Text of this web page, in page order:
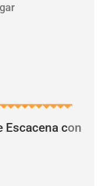
Escacena con